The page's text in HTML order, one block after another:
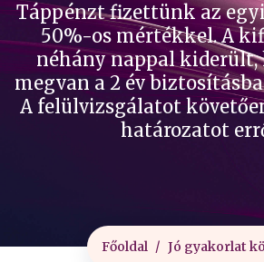
Táppénzt fizettünk az
50%-os mértékkel. A
néhány nappal kiderült,
megvan a 2 év
A felülvizsgálatot
határozatot
Főoldal Jó gyakorlat